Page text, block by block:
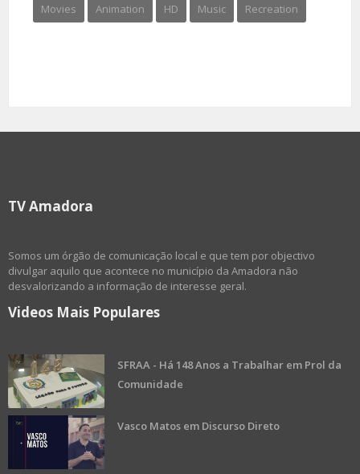
Movies Animation HD Music Recreation
TV Amadora
Somos um órgão de comunicação local e que tem por objectivo
divulgar aquilo que acontece no município da Amadora não
desvalorizando a informação de interesse geral.
Videos Mais Populares
SFRAA - Há 148 Anos a Trabalhar em Prol da
Comunidade
Vasco Matos em Discurso Direto